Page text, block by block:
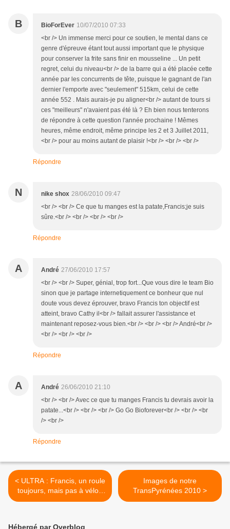
B BioForEver 10/07/2010 07:33
<br /> Un immense merci pour ce soutien, le mental dans ce
genre d'épreuve étant tout aussi important que le physique
pour conserver la frite sans finir en mousseline ... Un petit
regret, celui du niveau<br /> de la barre qui a été placée cette
année par les concurrents de tête, puisque le gagnant de l'an
dernier l'emporte avec "seulement" 515km, celui de cette
année 552 . Mais aurais-je pu aligner<br /> autant de tours si
ces "meilleurs" n'avaient pas été là ? Eh bien nous tenterons
de répondre à cette question l'année prochaine ! Mêmes
heures, même endroit, même principe les 2 et 3 Juillet 2011,
<br /> pour au moins autant de plaisir !<br /> <br /> <br />
Répondre
N nike shox 28/06/2010 09:47
<br /> <br /> Ce que tu manges est la patate,Francis;je suis
sûre.<br /> <br /> <br /> <br />
Répondre
A André 27/06/2010 17:57
<br /> <br /> Super, génial, trop fort...Que vous dire le team Bio
sinon que je partage internetiquement ce bonheur que nul
doute vous devez éprouver, bravo Francis ton objectif est
atteint, bravo Cathy il<br /> fallait assurer l'assistance et
maintenant reposez-vous bien.<br /> <br /> <br /> André<br />
<br /> <br /> <br />
Répondre
A André 26/06/2010 21:10
<br /> <br /> Avec ce que tu manges Francis tu devrais avoir la
patate...<br /> <br /> <br /> Go Go Bioforever<br /> <br /> <br
/> <br />
Répondre
< ULTRA : Francis, un roule
toujours, mais pas à vélo !
A suivre......
Images de notre
TransPyrénées 2010 >
Hébergé par Overblog